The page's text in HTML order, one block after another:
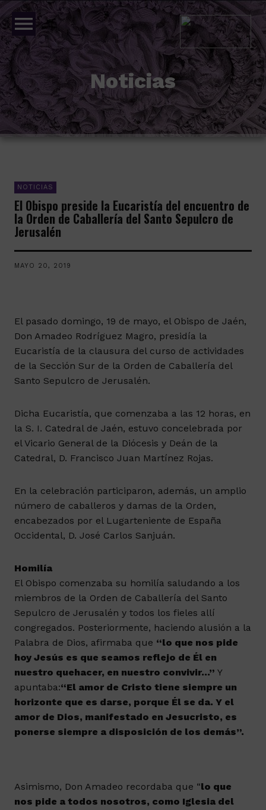
menu
Noticias
NOTICIAS
El Obispo preside la Eucaristía del encuentro de
la Orden de Caballería del Santo Sepulcro de
Jerusalén
MAYO 20, 2019
El pasado domingo, 19 de mayo, el Obispo de Jaén,
Don Amadeo Rodríguez Magro, presidía la
Eucaristía de la clausura del curso de actividades
de la Sección Sur de la Orden de Caballería del
Santo Sepulcro de Jerusalén.
Dicha Eucaristía, que comenzaba a las 12 horas, en
la S. I. Catedral de Jaén, estuvo concelebrada por
el Vicario General de la Diócesis y Deán de la
Catedral, D. Francisco Juan Martínez Rojas.
En la celebración participaron, además, un amplio
número de caballeros y damas de la Orden,
encabezados por el Lugarteniente de España
Occidental, D. José Carlos Sanjuán.
Homilía
El Obispo comenzaba su homilía saludando a los
miembros de la Orden de Caballería del Santo
Sepulcro de Jerusalén y todos los fieles allí
congregados. Posteriormente, haciendo alusión a la
Palabra de Dios, afirmaba que “lo que nos pide
hoy Jesús es que seamos reflejo de Él en
nuestro quehacer, en nuestro convivir…” Y
apuntaba:“El amor de Cristo tiene siempre un
horizonte que es darse, porque Él se da. Y el
amor de Dios, manifestado en Jesucristo, es
ponerse siempre a disposición de los demás”.
Asimismo, Don Amadeo recordaba que “lo que
nos pide a todos nosotros, como Iglesia del